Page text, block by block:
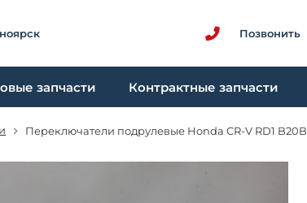
Позвонить
запчасти Контрактные запчасти
Переключатели подрулевые Honda CR-V RD1 B20B